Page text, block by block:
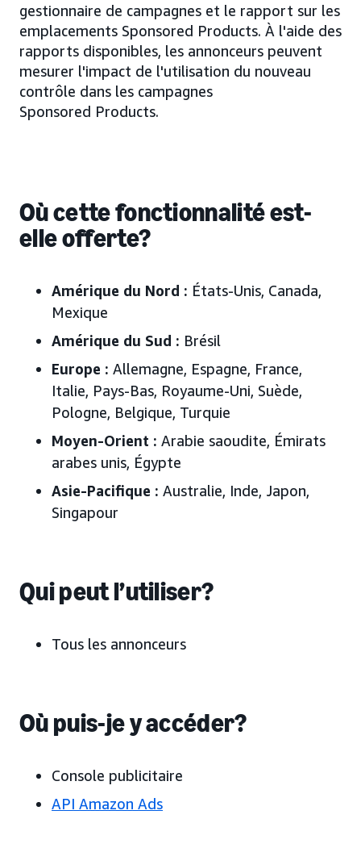
gestionnaire de campagnes et le rapport sur les
emplacements Sponsored Products. À l'aide des
rapports disponibles, les annonceurs peuvent
mesurer l'impact de l'utilisation du nouveau
contrôle dans les campagnes
Sponsored Products.
Où cette fonctionnalité est-
elle offerte?
Amérique du Nord : États-Unis, Canada,
Mexique
Amérique du Sud : Brésil
Europe : Allemagne, Espagne, France,
Italie, Pays-Bas, Royaume-Uni, Suède,
Pologne, Belgique, Turquie
Moyen-Orient : Arabie saoudite, Émirats
arabes unis, Égypte
Asie-Pacifique : Australie, Inde, Japon,
Singapour
Qui peut l’utiliser?
Tous les annonceurs
Où puis-je y accéder?
Console publicitaire
API Amazon Ads